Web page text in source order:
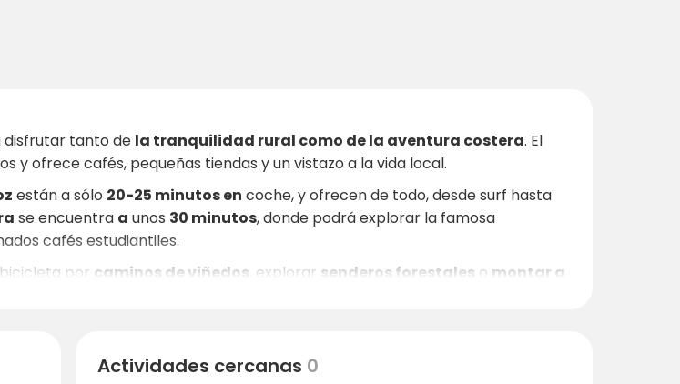
disfrutar tanto de la tranquilidad rural como de la aventura costera. El
y ofrece cafés, pequeñas tiendas y un vistazo a la vida local.
están a sólo 20-25 minutos en coche, y ofrecen de todo, desde surf hasta
se encuentra a unos 30 minutos, donde podrá explorar la famosa
cafés estudiantiles.
por caminos de viñedos , explorar senderos forestales o montar a
entre el campo y la costa.
Actividades cercanas 0